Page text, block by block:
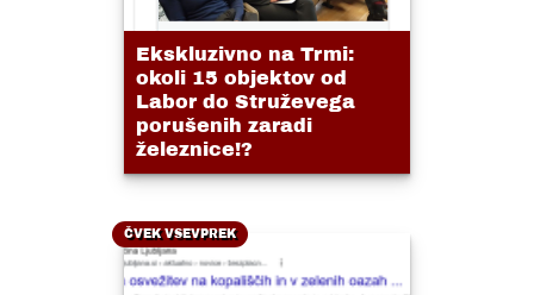
Ekskluzivno na Trmi:
okoli 15 objektov od
Labor do Struževega
porušenih zaradi
železnice!?
ČVEK VSEVPREK